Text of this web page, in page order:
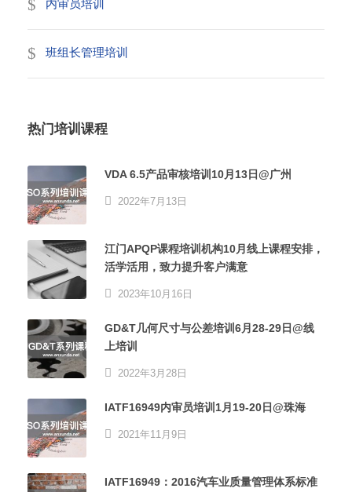
内审员培训
班组长管理培训
热门培训课程
VDA 6.5产品审核培训10月13日@广州
2022年7月13日
江门APQP课程培训机构10月线上课程安排，
活学活用，致力提升客户满意
2023年10月16日
GD&T几何尺寸与公差培训6月28-29日@线
上培训
2022年3月28日
IATF16949内审员培训1月19-20日@珠海
2021年11月9日
IATF16949：2016汽车业质量管理体系标准